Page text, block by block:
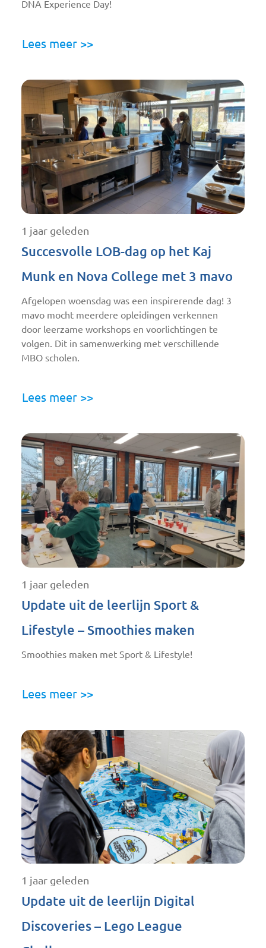
DNA Experience Day!
Lees meer >>
1 jaar geleden
Succesvolle LOB-dag op het Kaj
Munk en Nova College met 3 mavo
Afgelopen woensdag was een inspirerende dag! 3
mavo mocht meerdere opleidingen verkennen
door leerzame workshops en voorlichtingen te
volgen. Dit in samenwerking met verschillende
MBO scholen.
Lees meer >>
1 jaar geleden
Update uit de leerlijn Sport &
Lifestyle – Smoothies maken
Smoothies maken met Sport & Lifestyle!
Lees meer >>
1 jaar geleden
Update uit de leerlijn Digital
Discoveries – Lego League